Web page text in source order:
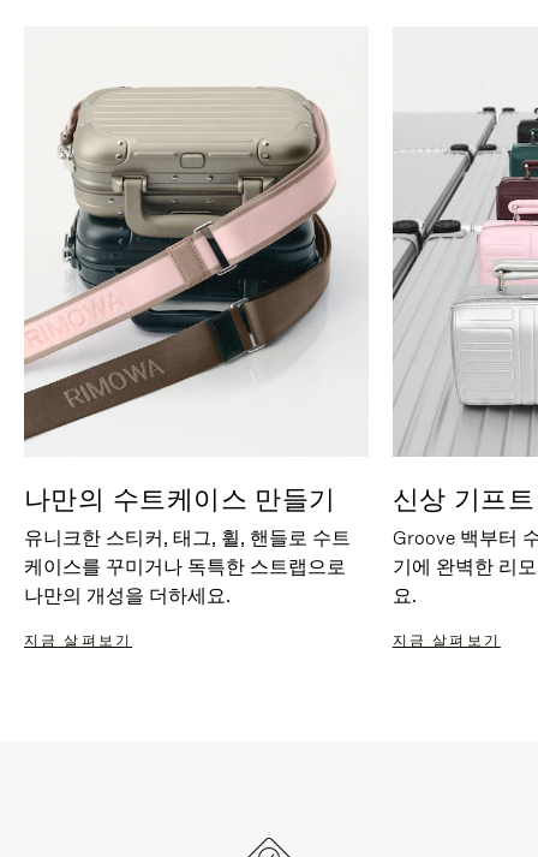
나만의 수트케이스 만들기
유니크한 스티커, 태그, 휠, 핸들로 수트
케이스를 꾸미거나 독특한 스트랩으로
나만의 개성을 더하세요.
지금 살펴보기
신상 기프
Groove 백부터
기에 완벽한 리
요.
지금 살펴보기